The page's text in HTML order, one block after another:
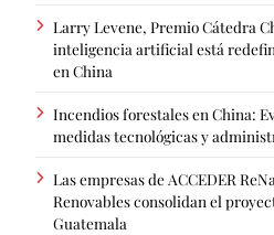
Larry Levene, Premio Cátedra
inteligencia artificial está
en China
Incendios forestales en China:
medidas tecnológicas y
Las empresas de ACCEDER
Renovables consolidan el
Guatemala